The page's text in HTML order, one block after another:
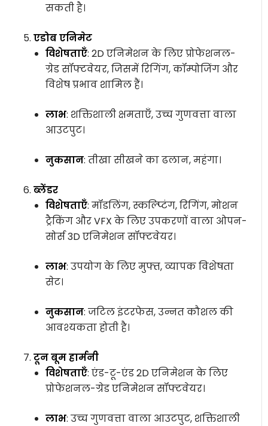
सकती है।
एडोब एनिमेट
विशेषताएँ: 2D एनिमेशन के लिए प्रोफेशनल-
ग्रेड सॉफ्टवेयर, जिसमें रिगिंग, कॉम्पोजिंग और
विशेष प्रभाव शामिल हैं।
लाभ: शक्तिशाली क्षमताएँ, उच्च गुणवत्ता वाला
आउटपुट।
नुकसान: तीखा सीखने का ढलान, महंगा।
ब्लेंडर
विशेषताएँ: मॉडलिंग, स्कल्प्टिंग, रिगिंग, मोशन
ट्रैकिंग और VFX के लिए उपकरणों वाला ओपन-
सोर्स 3D एनिमेशन सॉफ्टवेयर।
लाभ: उपयोग के लिए मुफ्त, व्यापक विशेषता
सेट।
नुकसान: जटिल इंटरफेस, उन्नत कौशल की
आवश्यकता होती है।
टून बूम हार्मनी
विशेषताएँ: एंड-टू-एंड 2D एनिमेशन के लिए
प्रोफेशनल-ग्रेड एनिमेशन सॉफ्टवेयर।
लाभ: उच्च गुणवत्ता वाला आउटपुट, शक्तिशाली